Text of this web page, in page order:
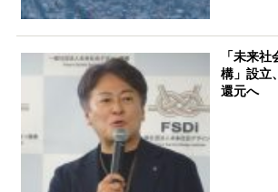
「未来
構」設立
還元へ